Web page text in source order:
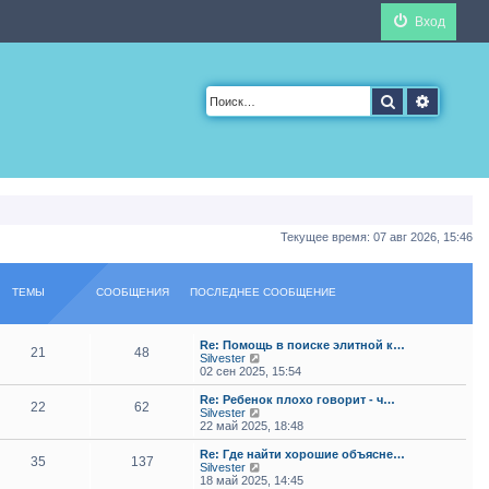
Вход
Поиск
Текущее время: 07 авг 2026, 15:46
ТЕМЫ СООБЩЕНИЯ ПОСЛЕДНЕЕ СООБЩЕНИЕ
21 48
Re: Помощь в поиске элитной к…
Silvester
е
р
е
т
к
п
о
02 сен 2025, 15:54
22 62
Re: Ребенок плохо говорит - ч…
Silvester
е
р
е
т
22 май 2025, 18:48
35 137
Re: Где найти хорошие объясне…
Silvester
е
18 май 2025, 14:45